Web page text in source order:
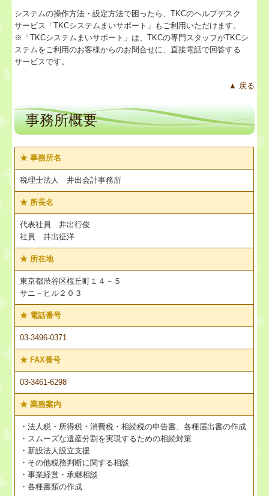
システムの操作方法・設定方法で困ったら、TKCのヘルプデスク
サービス「TKCシステムまいサポート」もご利用いただけます。
※「TKCシステムまいサポート」は、TKCの専門スタッフがTKCシ
ステムをご利用のお客様からのお問合せに、直接電話で回答する
サービスです。
▲ 戻る
事務所概要
★ 事務所名
税理士法人 井出会計事務所
★ 所長名
代表社員 井出行俊
社員 井出征洋
★ 所在地
東京都渋谷区桜丘町１４－５
サニ－ヒル２０３
★ 電話番号
03-3496-0371
★FAX番号
03-3461-6298
★業務案内
・法人税・所得税・消費税・相続税の申告書、各種届出書の作成
・スムーズな遺産分割を実現するための相続対策
・新設法人設立支援
・その他税務判断に関する相談
・事業経営・承継相談
・各種書類の作成